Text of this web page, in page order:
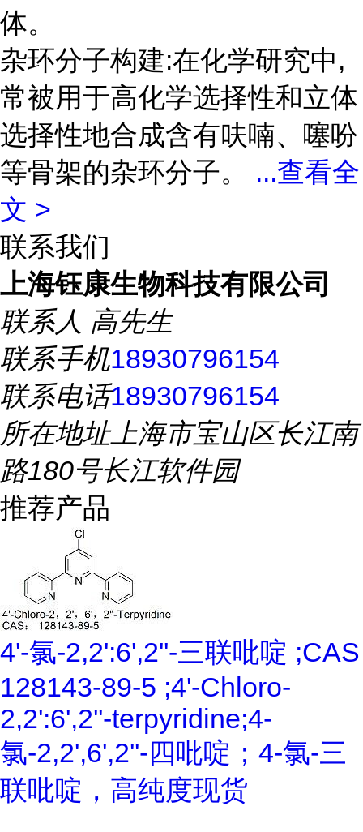
体。
杂环分子构建:在化学研究中,
常被用于高化学选择性和立体
选择性地合成含有呋喃、噻吩
等骨架的杂环分子。 ...查看全
文 >
联系我们
上海钰康生物科技有限公司
联系人 高先生
联系手机18930796154
联系电话18930796154
所在地址上海市宝山区长江南
路180号长江软件园
推荐产品
4'-氯-2,2':6',2''-三联吡啶 ;CAS
128143-89-5 ;4'-Chloro-
2,2':6',2''-terpyridine;4-
氯-2,2',6',2''-四吡啶；4-氯-三
联吡啶，高纯度现货